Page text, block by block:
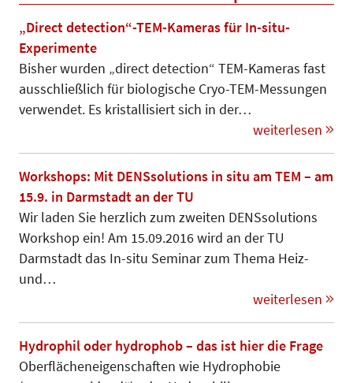
„Direct detection“-TEM-Kameras für In-situ-
Experimente
Bisher wurden „direct detection“ TEM-Kameras fast
ausschließlich für biologische Cryo-TEM-Messungen
ver­­wen­det. Es kristallisiert sich in der…
weiterlesen
Workshops: Mit DENSsolutions in situ am TEM – am
15.9. in Darmstadt an der TU
Wir laden Sie herzlich zum zweiten DENSsolutions
Workshop ein! Am 15.09.2016 wird an der TU
Darmstadt das In-situ Seminar zum Thema Heiz-
und…
weiterlesen
Hydrophil oder hydrophob – das ist hier die Frage
Oberflächeneigenschaften wie Hy­dro­phobie